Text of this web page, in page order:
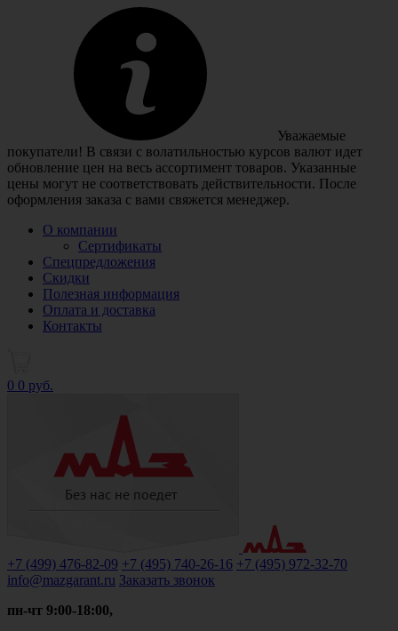
Уважаемые
покупатели! В связи с волатильностью курсов валют идет
обновление цен на весь ассортимент товаров. Указанные
цены могут не соответствовать действительности. После
оформления заказа с вами свяжется менеджер.
О компании
Сертификаты
Спецпредложения
Скидки
Полезная информация
Оплата и доставка
Контакты
0 0 руб.
+7 (499) 476-82-09 +7 (495) 740-26-16 +7 (495) 972-32-70
info@mazgarant.ru Заказать звонок
пн-чт 9:00-18:00,